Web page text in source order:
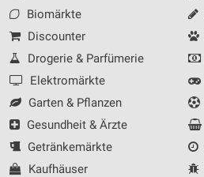
Biomärkte
Discounter
Drogerie & Parfümerie
Elektromärkte
Garten & Pflanzen
Gesundheit & Ärzte
Getränkemärkte
Kaufhäuser